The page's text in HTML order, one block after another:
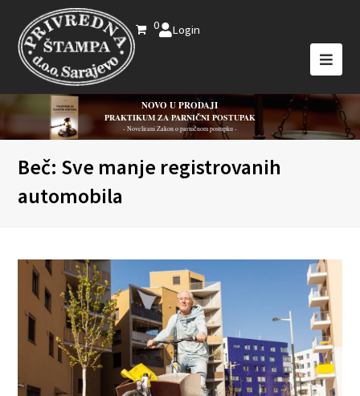
0 Login
NOVO U PRODAJI
PRAKTIKUM ZA PARNIČNI POSTUPAK
- Novelirani Zakon o parničnom postupku -
Beč: Sve manje registrovanih
automobila